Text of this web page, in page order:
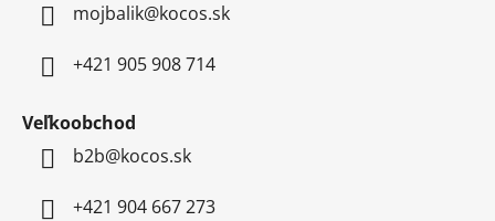
mojbalik@kocos.sk
+421 905 908 714
Veľkoobchod
b2b@kocos.sk
+421 904 667 273